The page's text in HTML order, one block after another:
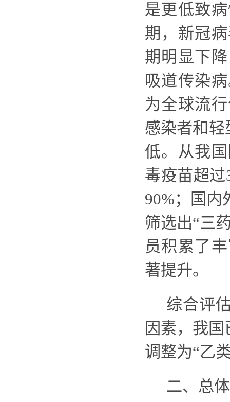
是更低致
期，新冠
期明显下
吸道传染
为全球流
感染者和 轻
低。 从我
毒疫苗超过
90%；国内
筛选出“三
员积累了
著提升。
综合评
因素，我
调整为“乙
二、总